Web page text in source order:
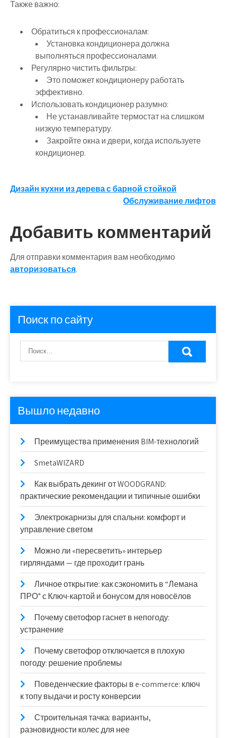
Также важно:
Обратиться к профессионалам:
Установка кондиционера должна
выполняться профессионалами.
Регулярно чистить фильтры:
Это поможет кондиционеру работать
эффективно.
Использовать кондиционер разумно:
Не устанавливайте термостат на слишком
низкую температуру.
Закройте окна и двери, когда используете
кондиционер.
Навигация
записям
Дизайн кухни из дерева с барной стойкой
Обслуживание лифтов
Добавить комментарий
Для отправки комментария вам необходимо
авторизоваться.
Поиск по сайту
Вышло недавно
Преимущества применения BIM-технологий
SmetaWIZARD
Как выбрать декинг от WOODGRAND:
практические рекомендации и типичные ошибки
Электрокарнизы для спальни: комфорт и
управление светом
Можно ли «пересветить» интерьер
гирляндами — где проходит грань
Личное открытие: как сэкономить в “Лемана
ПРО” с Ключ-картой и бонусом для новосёлов
Почему светофор гаснет в непогоду:
устранение
Почему светофор отключается в плохую
погоду: решение проблемы
Поведенческие факторы в e-commerce: ключ
к топу выдачи и росту конверсии
Строительная тачка: варианты,
разновидности колес для нее